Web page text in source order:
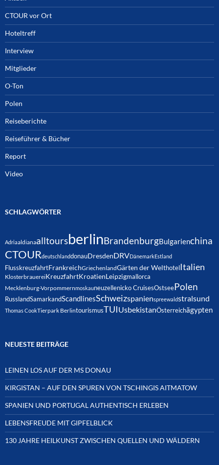
CTOUR vor Ort
Hoteltreff
Interview
Mitglieder
O-Ton
Polen
Reiseberichte
Reiseführer & Bücher
Report
Video
SCHLAGWÖRTER
AdriaaldianaalltoursberlinBrandenburgBulgarienchina
CTOURdeutschlanddonauDresdenDRVDänemarkEstland
FlusskreuzfahrtFrankreichGriechenlandGärten der WelthotelItalien
KlosterbrauereiKreuzfahrtKroatienLeipzigmallorca
Mecklenburg-Vorpommernmoskauneuzellenicko CruisesOstseePolen
RusslandSamarkandScandlinesSchweizspanienspreewaldstralsund
Thomas CookTierpark BerlintourismusTUIUsbekistanÖsterreichägypten
NEUESTE BEITRÄGE
LEINEN LOS AUF DER MS DONAU
KIRGISTAN – AUF DEN SPUREN VON TSCHINGIS AITMATOW
SPANIEN UND PORTUGAL AUTHENTISCH ERLEBEN
LEBENSFREUDE MIT GIPFELBLICK
130 JAHRE HEILKUNST ZWISCHEN QUELLEN UND WÄLDERN